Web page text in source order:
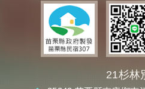
21杉林